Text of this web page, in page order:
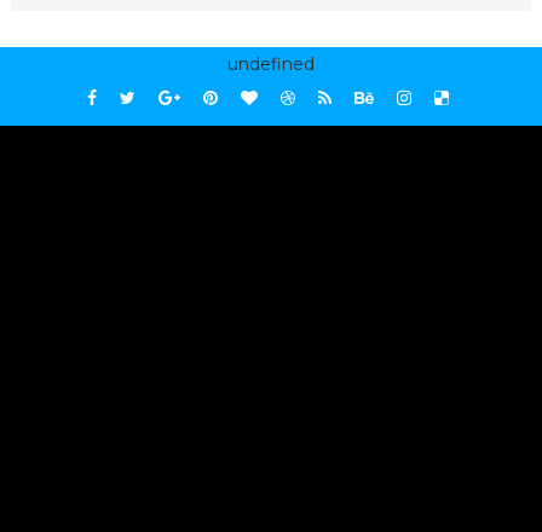
undefined